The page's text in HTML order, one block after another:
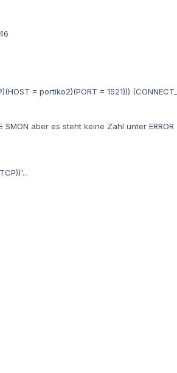
= portiko2)(PORT = 1521)))
aber es steht keine Zahl unter ERROR